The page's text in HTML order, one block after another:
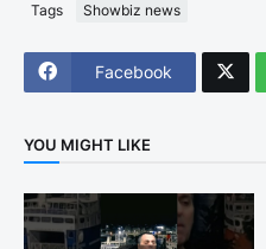
Tags Showbiz news
Facebook
YOU MIGHT LIKE